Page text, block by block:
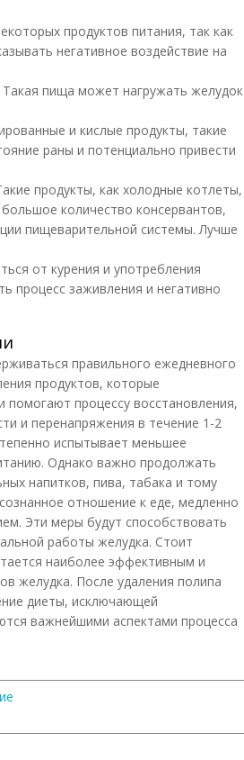
продуктов питания, так как
негативное воздействие на
пища может нагружать желудок
и кислые продукты, такие
раны и потенциально привести
продукты, как холодные котлеты,
количество консервантов,
пищеварительной системы. Лучше
от курения и употребления
процесс заживления и негативно
правильного ежедневного
продуктов, которые
процессу восстановления,
и перенапряжения в течение 1-2
испытывает меньшее
Однако важно продолжать
напитков, пива, табака и тому
отношение к еде, медленно
Эти меры будут способствовать
работы желудка. Стоит
наиболее эффективным и
желудка. После удаления полипа
диеты, исключающей
важнейшими аспектами процесса